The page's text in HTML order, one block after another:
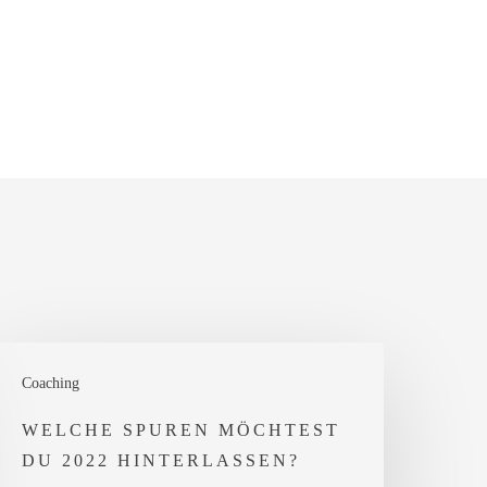
Coaching
Spuren
möchtest
WELCHE SPUREN MÖCHTEST
DU 2022 HINTERLASSEN?